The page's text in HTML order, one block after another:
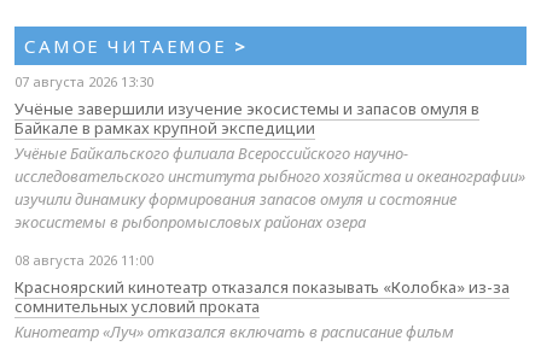
САМОЕ ЧИТАЕМОЕ >
07 августа 2026 13:30
Учёные завершили изучение экосистемы и запасов омуля в
Байкале в рамках крупной экспедиции
Учёные Байкальского филиала Всероссийского научно-
исследовательского института рыбного хозяйства и океанографии»
изучили динамику формирования запасов омуля и состояние
экосистемы в рыбопромысловых районах озера
08 августа 2026 11:00
Красноярский кинотеатр отказался показывать «Колобка» из-за
сомнительных условий проката
Кинотеатр «Луч» отказался включать в расписание фильм